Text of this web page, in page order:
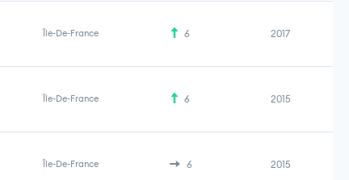
Île-De-France 6 2017
Île-De-France 6 2015
Île-De-France 6 2015